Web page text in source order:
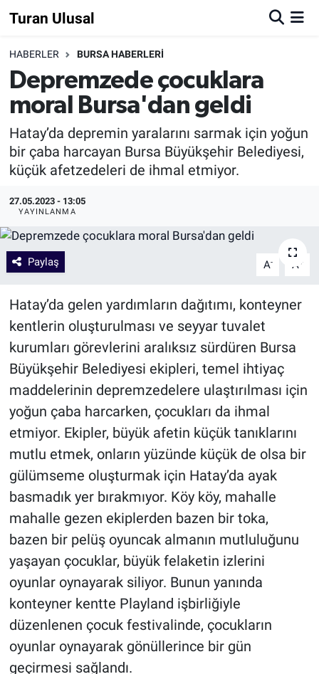
Turan Ulusal
HABERLER BURSA HABERLERİ
Depremzede çocuklara
moral Bursa'dan geldi
Hatay’da depremin yaralarını sarmak için yoğun
bir çaba harcayan Bursa Büyükşehir Belediyesi,
küçük afetzedeleri de ihmal etmiyor.
27.05.2023 - 13:05
YAYINLANMA
Paylaş A- A +
Hatay’da gelen yardımların dağıtımı, konteyner
kentlerin oluşturulması ve seyyar tuvalet
kurumları görevlerini aralıksız sürdüren Bursa
Büyükşehir Belediyesi ekipleri, temel ihtiyaç
maddelerinin depremzedelere ulaştırılması için
yoğun çaba harcarken, çocukları da ihmal
etmiyor. Ekipler, büyük afetin küçük tanıklarını
mutlu etmek, onların yüzünde küçük de olsa bir
gülümseme oluşturmak için Hatay’da ayak
basmadık yer bırakmıyor. Köy köy, mahalle
mahalle gezen ekiplerden bazen bir toka,
bazen bir pelüş oyuncak almanın mutluluğunu
yaşayan çocuklar, büyük felaketin izlerini
oyunlar oynayarak siliyor. Bunun yanında
konteyner kentte Playland işbirliğiyle
düzenlenen çocuk festivalinde, çocukların
oyunlar oynayarak gönüllerince bir gün
geçirmesi sağlandı.